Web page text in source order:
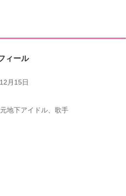
ィール
月15日
地下アイドル、歌手